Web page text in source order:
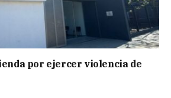
por ejercer violencia de